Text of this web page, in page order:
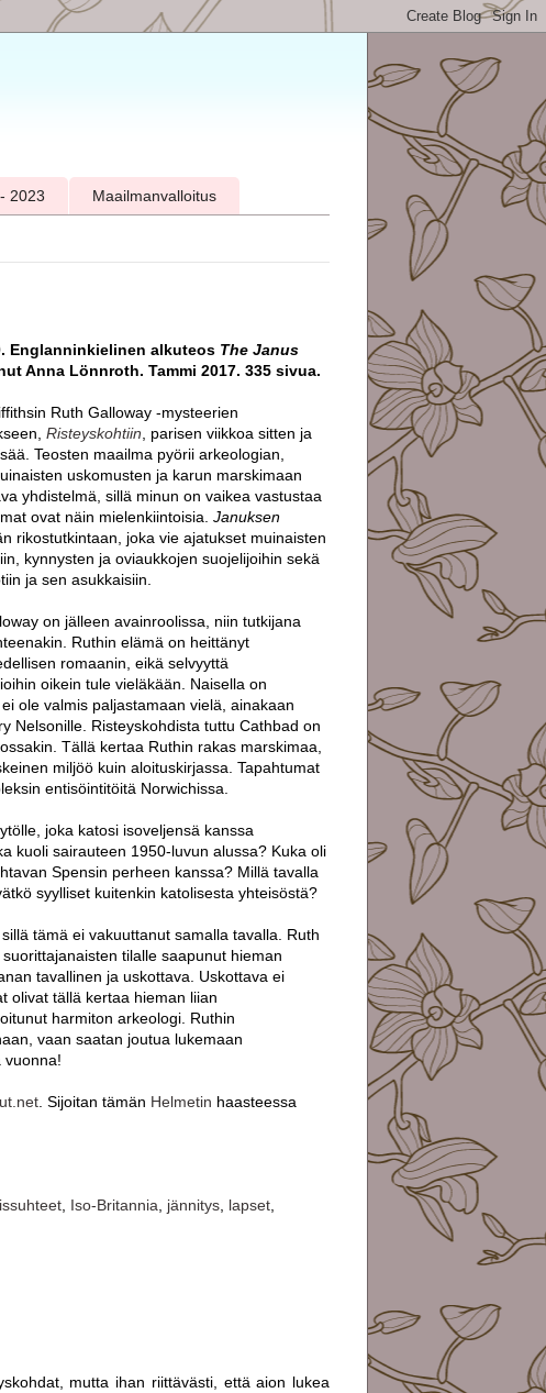
2023 Maailmanvalloitus
Englanninkielinen alkuteos The Janus
Anna Lönnroth. Tammi 2017. 335 sivua.
Ruth Galloway -mysteerien
Risteyskohtiin, parisen viikkoa sitten ja
Teosten maailma pyörii arkeologian,
uskomusten ja karun marskimaan
yhdistelmä, sillä minun on vaikea vastustaa
ovat näin mielenkiintoisia. Januksen
rikostutkintaan, joka vie ajatukset muinaisten
kynnysten ja oviaukkojen suojelijoihin sekä
ja sen asukkaisiin.
on jälleen avainroolissa, niin tutkijana
Ruthin elämä on heittänyt
romaanin, eikä selvyyttä
oikein tule vieläkään. Naisella on
ole valmis paljastamaan vielä, ainakaan
Nelsonille. Risteyskohdista tuttu Cathbad on
Tällä kertaa Ruthin rakas marskimaa,
miljöö kuin aloituskirjassa. Tapahtumat
entisöintitöitä Norwichissa.
joka katosi isoveljensä kanssa
kuoli sairauteen 1950-luvun alussa? Kuka oli
Spensin perheen kanssa? Millä tavalla
syylliset kuitenkin katolisesta yhteisöstä?
tämä ei vakuuttanut samalla tavalla. Ruth
tilalle saapunut hieman
tavallinen ja uskottava. Uskottava ei
olivat tällä kertaa hieman liian
harmiton arkeologi. Ruthin
vaan saatan joutua lukemaan
vuonna!
. Sijoitan tämän Helmetin haasteessa
, Iso-Britannia, jännitys, lapset,
mutta ihan riittävästi, että aion lukea